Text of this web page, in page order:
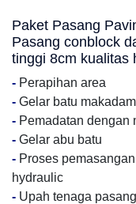
Paket Pasang
Pasang conblock
tinggi 8cm kualitas
- Perapihan area
- Gelar batu makadam
- Pemadatan dengan
- Gelar abu batu
- Proses
hydraulic
- Upah tenaga pasang